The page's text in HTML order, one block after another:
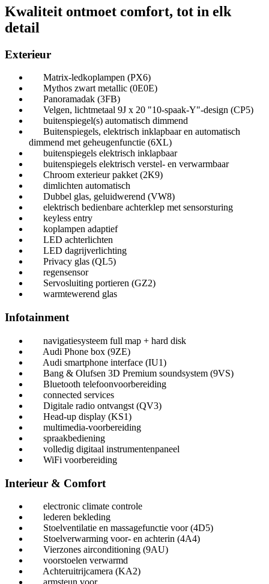
Kwaliteit ontmoet comfort, tot in elk
detail
Exterieur
Matrix-ledkoplampen (PX6)
Mythos zwart metallic (0E0E)
Panoramadak (3FB)
Velgen, lichtmetaal 9J x 20 "10-spaak-Y"-design (CP5)
buitenspiegel(s) automatisch dimmend
Buitenspiegels, elektrisch inklapbaar en automatisch
dimmend met geheugenfunctie (6XL)
buitenspiegels elektrisch inklapbaar
buitenspiegels elektrisch verstel- en verwarmbaar
Chroom exterieur pakket (2K9)
dimlichten automatisch
Dubbel glas, geluidwerend (VW8)
elektrisch bedienbare achterklep met sensorsturing
keyless entry
koplampen adaptief
LED achterlichten
LED dagrijverlichting
Privacy glas (QL5)
regensensor
Servosluiting portieren (GZ2)
warmtewerend glas
Infotainment
navigatiesysteem full map + hard disk
Audi Phone box (9ZE)
Audi smartphone interface (IU1)
Bang & Olufsen 3D Premium soundsystem (9VS)
Bluetooth telefoonvoorbereiding
connected services
Digitale radio ontvangst (QV3)
Head-up display (KS1)
multimedia-voorbereiding
spraakbediening
volledig digitaal instrumentenpaneel
WiFi voorbereiding
Interieur & Comfort
electronic climate controle
lederen bekleding
Stoelventilatie en massagefunctie voor (4D5)
Stoelverwarming voor- en achterin (4A4)
Vierzones airconditioning (9AU)
voorstoelen verwarmd
Achteruitrijcamera (KA2)